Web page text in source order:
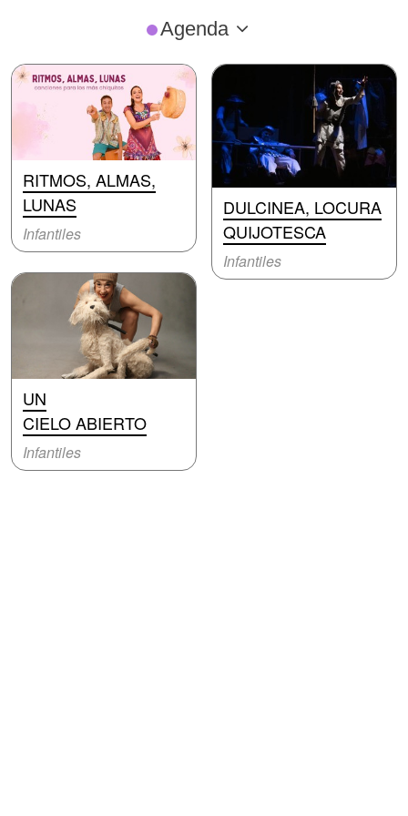
Agenda
RITMOS, ALMAS,
LUNAS
Infantiles
UN
CIELO ABIERTO
Infantiles
DULCINEA, LOCURA
QUIJOTESCA
Infantiles